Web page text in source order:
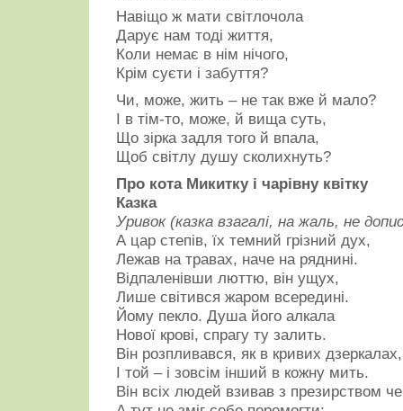
Навіщо ж мати світлочола
Дарує нам тоді життя,
Коли немає в нім нічого,
Крім суєти і забуття?
Чи, може, жить – не так вже й мало?
І в тім-то, може, й вища суть,
Що зірка задля того й впала,
Щоб світлу душу сколихнуть?
Про кота Микитку і чарівну квітку
Казка
Уривок (казка взагалі, на жаль, не
А цар степів, їх темний грізний дух,
Лежав на травах, наче на ряднині.
Відпаленівши люттю, він ущух,
Лише світився жаром всередині.
Йому пекло. Душа його алкала
Нової крові, спрагу ту залить.
Він розпливався, як в кривих дзеркалах,
І той – і зовсім інший в кожну мить.
Він всіх людей взивав з презирством